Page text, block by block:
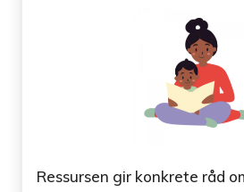
Ressursen gir konkrete råd